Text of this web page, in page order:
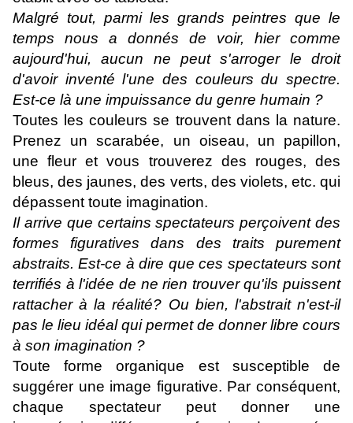
Malgré tout, parmi les grands peintres que le
temps nous a donnés de voir, hier comme
aujourd'hui, aucun ne peut s'arroger le droit
d'avoir inventé l'une des couleurs du spectre.
Est-ce là une impuissance du genre humain ?
Toutes les couleurs se trouvent dans la nature.
Prenez un scarabée, un oiseau, un papillon,
une fleur et vous trouverez des rouges, des
bleus, des jaunes, des verts, des violets, etc. qui
dépassent toute imagination.
Il arrive que certains spectateurs perçoivent des
formes figuratives dans des traits purement
abstraits. Est-ce à dire que ces spectateurs sont
terrifiés à l'idée de ne rien trouver qu'ils puissent
rattacher à la réalité? Ou bien, l'abstrait n'est-il
pas le lieu idéal qui permet de donner libre cours
à son imagination ?
Toute forme organique est susceptible de
suggérer une image figurative. Par conséquent,
chaque spectateur peut donner une